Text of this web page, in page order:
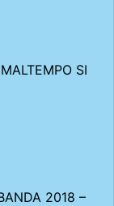
SI
2018 –